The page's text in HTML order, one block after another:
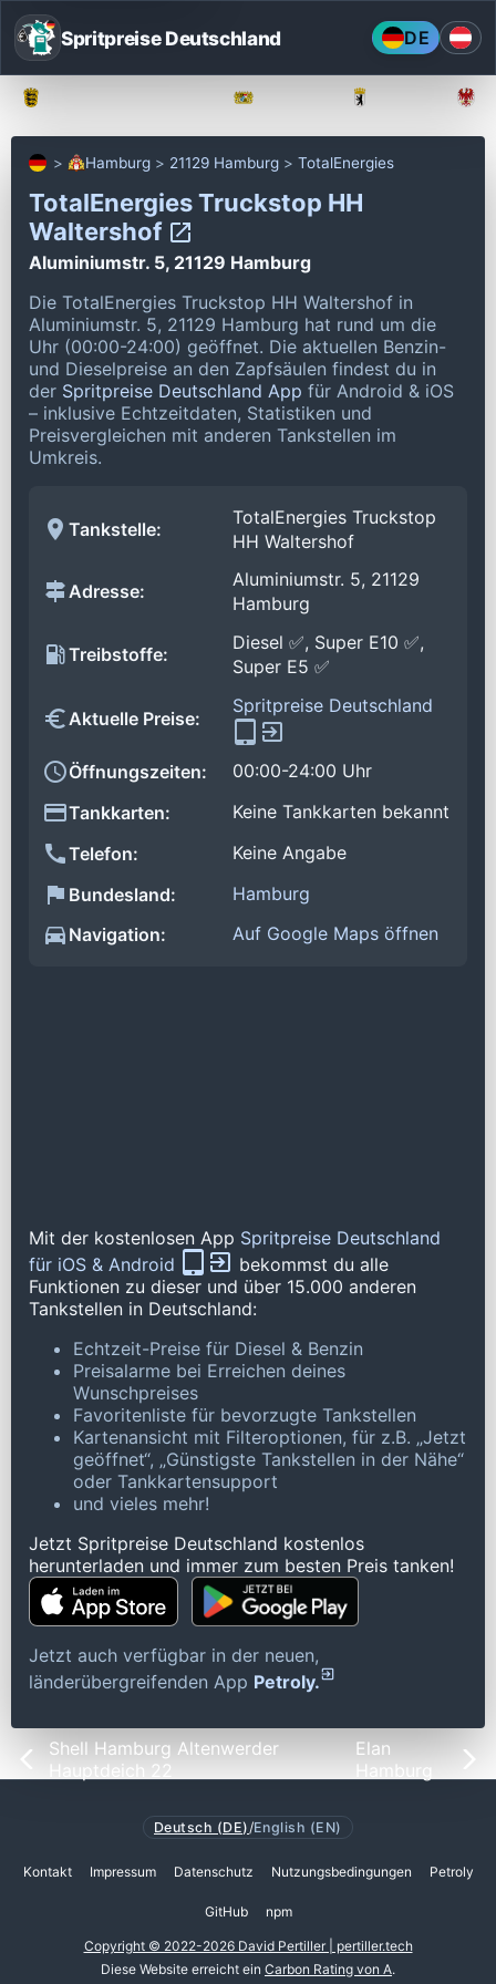
Spritpreise Deutschland DE
Hamburg 21129 Hamburg TotalEnergies
TotalEnergies Truckstop HH
Waltershof
Aluminiumstr. 5, 21129 Hamburg
Die TotalEnergies Truckstop HH Waltershof in
Aluminiumstr. 5, 21129 Hamburg hat rund um die
Uhr (00:00-24:00) geöffnet. Die aktuellen Benzin-
und Dieselpreise an den Zapfsäulen findest du in
der Spritpreise Deutschland App für Android & iOS
– inklusive Echtzeitdaten, Statistiken und
Preisvergleichen mit anderen Tankstellen im
Umkreis.
Tankstelle:
TotalEnergies Truckstop
HH Waltershof
Adresse:
Aluminiumstr. 5, 21129
Hamburg
Treibstoffe:
Diesel ✅, Super E10 ✅,
Super E5 ✅
Aktuelle Preise:
Spritpreise Deutschland
Öffnungszeiten:
00:00-24:00 Uhr
Tankkarten:
Keine Tankkarten bekannt
Telefon:
Keine Angabe
Bundesland:
Hamburg
Navigation:
Auf Google Maps öffnen
Mit der kostenlosen App Spritpreise Deutschland
für iOS & Android
bekommst du alle
Funktionen zu dieser und über 15.000 anderen
Tankstellen in Deutschland:
Echtzeit-Preise für Diesel & Benzin
Preisalarme bei Erreichen deines
Wunschpreises
Favoritenliste für bevorzugte Tankstellen
Kartenansicht mit Filteroptionen, für z.B. „Jetzt
geöffnet“, „Günstigste Tankstellen in der Nähe“
oder Tankkartensupport
und vieles mehr!
Jetzt Spritpreise Deutschland kostenlos
herunterladen und immer zum besten Preis tanken!
Jetzt auch verfügbar in der neuen,
länderübergreifenden App Petroly.
Shell Hamburg Altenwerder
Hauptdeich 22
Elan
Hamburg
Deutsch (DE) /English (EN)
Kontakt Impressum Datenschutz Nutzungsbedingungen Petroly
GitHub npm
Copyright © 2022-2026 David Pertiller | pertiller.tech
Diese Website erreicht ein Carbon Rating von A.